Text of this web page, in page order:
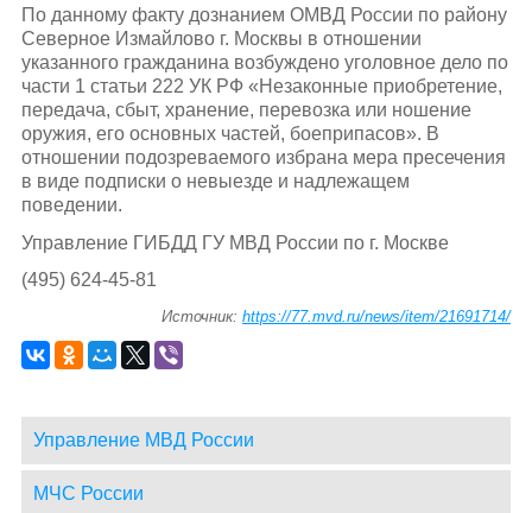
По данному факту дознанием ОМВД России по району
Северное Измайлово г. Москвы в отношении
указанного гражданина возбуждено уголовное дело по
части 1 статьи 222 УК РФ «Незаконные приобретение,
передача, сбыт, хранение, перевозка или ношение
оружия, его основных частей, боеприпасов». В
отношении подозреваемого избрана мера пресечения
в виде подписки о невыезде и надлежащем
поведении.
Управление ГИБДД ГУ МВД России по г. Москве
(495) 624-45-81
Источник:https://77.mvd.ru/news/item/21691714/
Управление МВД России
МЧС России